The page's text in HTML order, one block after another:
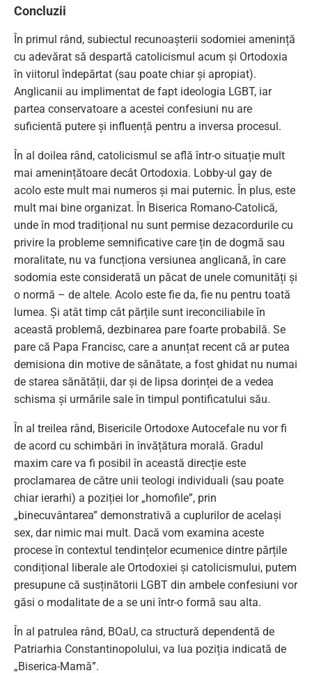
Concluzii
În primul rând, subiectul recunoașterii sodomiei amenință
cu adevărat să despartă catolicismul acum și Ortodoxia
în viitorul îndepărtat (sau poate chiar și apropiat).
Anglicanii au implimentat de fapt ideologia LGBT, iar
partea conservatoare a acestei confesiuni nu are
suficientă putere și influență pentru a inversa procesul.
În al doilea rând, catolicismul se află într-o situație mult
mai amenințătoare decât Ortodoxia. Lobby-ul gay de
acolo este mult mai numeros și mai puternic. În plus, este
mult mai bine organizat. În Biserica Romano-Catolică,
unde în mod tradițional nu sunt permise dezacordurile cu
privire la probleme semnificative care țin de dogmă sau
moralitate, nu va funcționa versiunea anglicană, în care
sodomia este considerată un păcat de unele comunități și
o normă – de altele. Acolo este fie da, fie nu pentru toată
lumea. Și atât timp cât părțile sunt ireconciliabile în
această problemă, dezbinarea pare foarte probabilă. Se
pare că Papa Francisc, care a anunțat recent că ar putea
demisiona din motive de sănătate, a fost ghidat nu numai
de starea sănătății, dar și de lipsa dorinței de a vedea
schisma și urmările sale în timpul pontificatului său.
În al treilea rând, Bisericile Ortodoxe Autocefale nu vor fi
de acord cu schimbări în învățătura morală. Gradul
maxim care va fi posibil în această direcție este
proclamarea de către unii teologi individuali (sau poate
chiar ierarhi) a poziției lor „homofile”, prin
„binecuvântarea” demonstrativă a cuplurilor de același
sex, dar nimic mai mult. Dacă vom examina aceste
procese în contextul tendințelor ecumenice dintre părțile
condițional liberale ale Ortodoxiei și catolicismului, putem
presupune că susținătorii LGBT din ambele confesiuni vor
găsi o modalitate de a se uni într-o formă sau alta.
În al patrulea rând, BOaU, ca structură dependentă de
Patriarhia Constantinopolului, va lua poziția indicată de
„Biserica-Mamă”.